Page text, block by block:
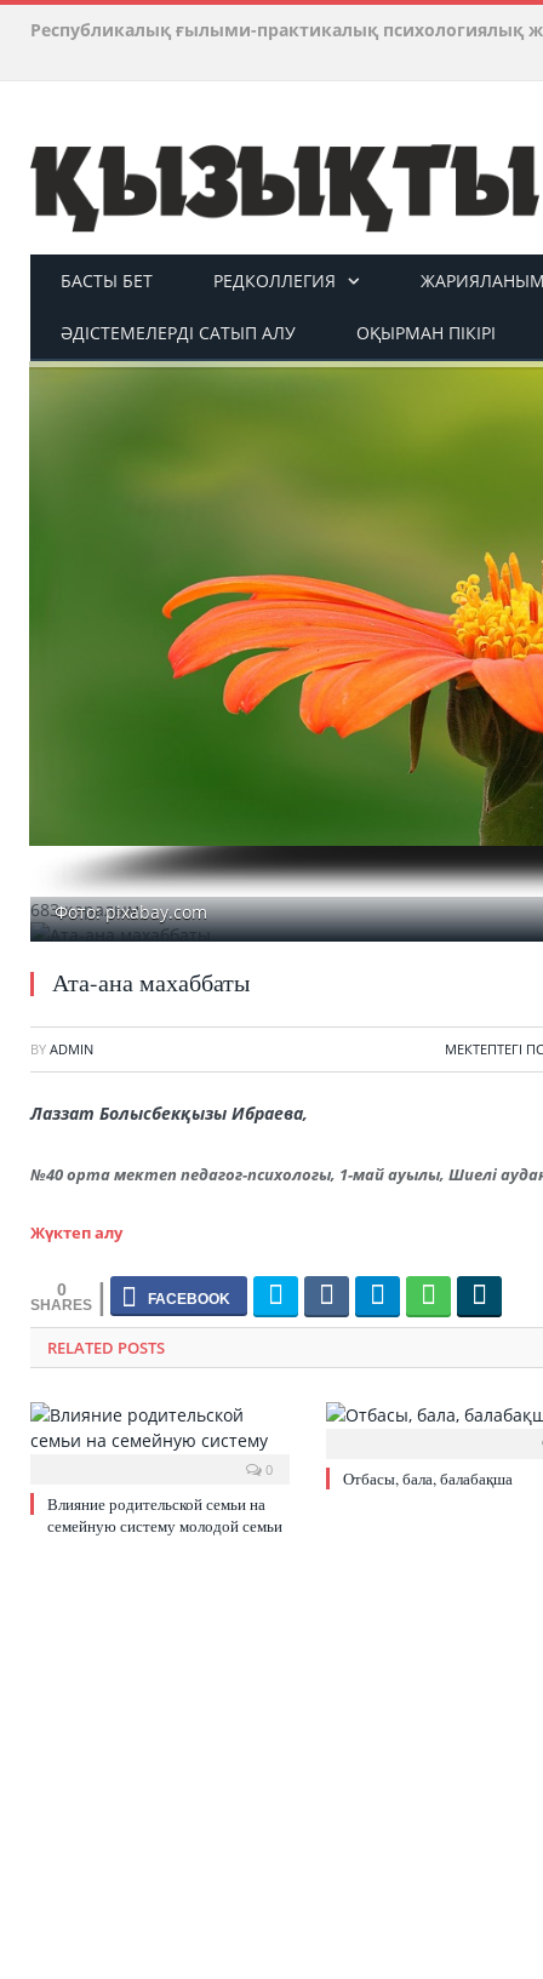
Республикалық ғылыми-практикалық психологиялық
БАСТЫ БЕТ РЕДКОЛЛЕГИЯ ЖАРИЯЛАНЫМ
ӘДІСТЕМЕЛЕРДІ САТЫП АЛУ ОҚЫРМАН ПІКІРІ
683 қаралым
Фото: pixabay.com
Ата-ана махаббаты
BY ADMIN МЕКТЕПТЕГІ
Лаззат Болысбекқызы Ибраева,
№40 орта мектеп педагог-психологы, 1-май ауылы, Шиелі
Жүктеп алу
0
RELATED POSTS
0
Влияние родительской семьи на
семейную систему молодой семьи
Отбасы, бала, балабақша